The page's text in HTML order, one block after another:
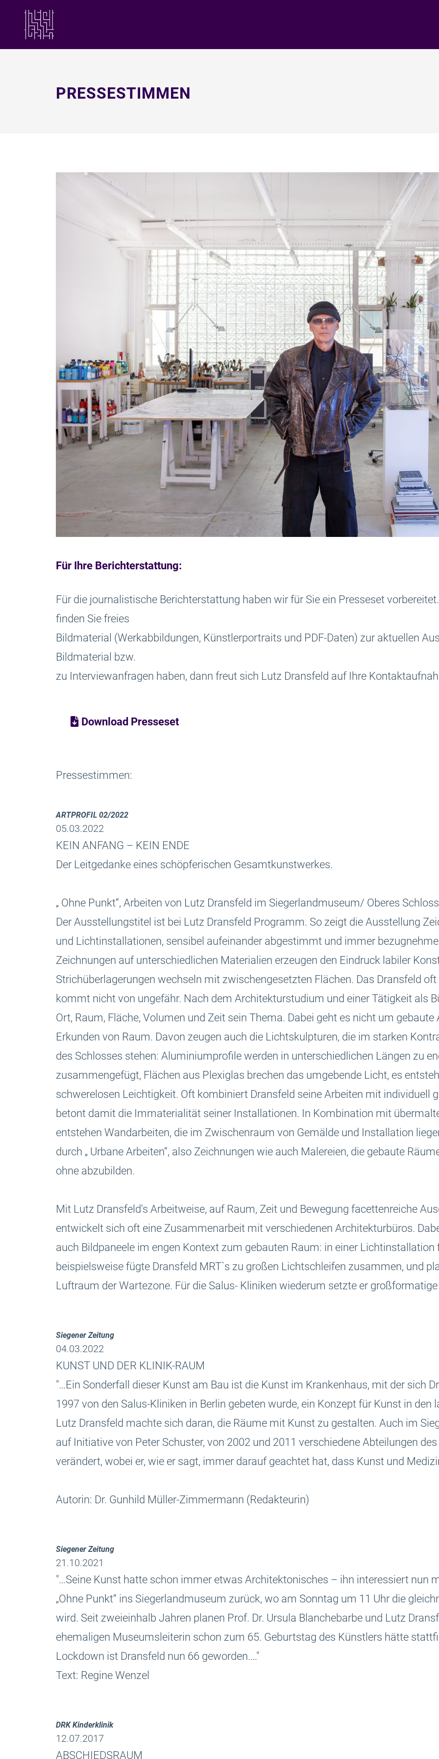
PRESSESTIMMEN
Für Ihre Berichterstattung:
Für die journalistische Berichterstattung haben wir für Sie ein Presseset
finden Sie freies
Bildmaterial (Werkabbildungen, Künstlerportraits und PDF-Daten) zur aktuellen
Bildmaterial bzw.
zu Interviewanfragen haben, dann freut sich Lutz Dransfeld auf Ihre
Download Presseset
Pressestimmen:
ARTPROFIL 02/2022
05.03.2022
KEIN ANFANG – KEIN ENDE
Der Leitgedanke eines schöpferischen Gesamtkunstwerkes.
„ Ohne Punkt“, Arbeiten von Lutz Dransfeld im Siegerlandmuseum/ Oberes
Der Ausstellungstitel ist bei Lutz Dransfeld Programm. So zeigt die Ausstellung
und Lichtinstallationen, sensibel aufeinander abgestimmt und immer
Zeichnungen auf unterschiedlichen Materialien erzeugen den Eindruck labiler
Strichüberlagerungen wechseln mit zwischengesetzten Flächen. Das Dransfeld
kommt nicht von ungefähr. Nach dem Architekturstudium und einer Tätigkeit als
Ort, Raum, Fläche, Volumen und Zeit sein Thema. Dabei geht es nicht um
Erkunden von Raum. Davon zeugen auch die Lichtskulpturen, die im starken
des Schlosses stehen: Aluminiumprofile werden in unterschiedlichen Längen zu
zusammengefügt, Flächen aus Plexiglas brechen das umgebende Licht, es
schwerelosen Leichtigkeit. Oft kombiniert Dransfeld seine Arbeiten mit individuell
betont damit die Immaterialität seiner Installationen. In Kombination mit
entstehen Wandarbeiten, die im Zwischenraum von Gemälde und Installation
durch „ Urbane Arbeiten“, also Zeichnungen wie auch Malereien, die gebaute
ohne abzubilden.
Mit Lutz Dransfeld's Arbeitweise, auf Raum, Zeit und Bewegung facettenreiche
entwickelt sich oft eine Zusammenarbeit mit verschiedenen Architekturbüros.
auch Bildpaneele im engen Kontext zum gebauten Raum: in einer Lichtinstallation
beispielsweise fügte Dransfeld MRT`s zu großen Lichtschleifen zusammen, und
Luftraum der Wartezone. Für die Salus- Kliniken wiederum setzte er
Siegener Zeitung
04.03.2022
KUNST UND DER KLINIK-RAUM
"…Ein Sonderfall dieser Kunst am Bau ist die Kunst im Krankenhaus, mit der sich
1997 von den Salus-Kliniken in Berlin gebeten wurde, ein Konzept für Kunst in den
Lutz Dransfeld machte sich daran, die Räume mit Kunst zu gestalten. Auch im
auf Initiative von Peter Schuster, von 2002 und 2011 verschiedene Abteilungen
verändert, wobei er, wie er sagt, immer darauf geachtet hat, dass Kunst und
Autorin: Dr. Gunhild Müller-Zimmermann (Redakteurin)
Siegener Zeitung
21.10.2021
"…Seine Kunst hatte schon immer etwas Architektonisches – ihn interessiert nun
„Ohne Punkt“ ins Siegerlandmuseum zurück, wo am Sonntag um 11 Uhr die
wird. Seit zweieinhalb Jahren planen Prof. Dr. Ursula Blanchebarbe und Lutz
ehemaligen Museumsleiterin schon zum 65. Geburtstag des Künstlers hätte
Lockdown ist Dransfeld nun 66 geworden.…"
Text: Regine Wenzel
DRK Kinderklinik
12.07.2017
ABSCHIEDSRAUM